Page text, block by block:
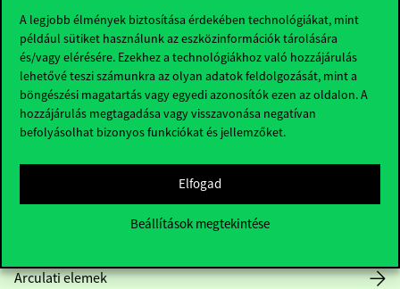
A legjobb élmények biztosítása érdekében technológiákat, mint
például sütiket használunk az eszközinformációk tárolására
és/vagy elérésére. Ezekhez a technológiákhoz való hozzájárulás
lehetővé teszi számunkra az olyan adatok feldolgozását, mint a
böngészési magatartás vagy egyedi azonosítók ezen az oldalon. A
hozzájárulás megtagadása vagy visszavonása negatívan
befolyásolhat bizonyos funkciókat és jellemzőket.
Elfogad
Beállítások megtekintése
Hasznos linkek
Nyitvatartás
Arculati elemek